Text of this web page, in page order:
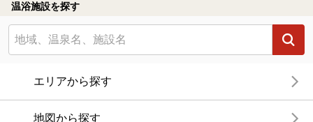
温浴施設を探す
エリアから探す
地図から探す